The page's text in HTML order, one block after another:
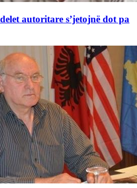
autoritare s’jetojnë dot pa